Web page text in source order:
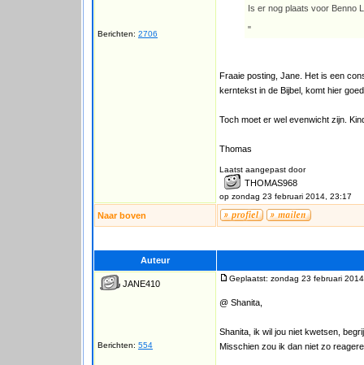
Berichten: 2706
Is er nog plaats voor Benno
"
Fraaie posting, Jane. Het is een
kerntekst in de Bijbel, komt hier
Toch moet er wel evenwicht zijn.
Thomas
Laatst aangepast door
THOMAS968
op zondag 23 februari 2014, 23:17
Naar boven
Auteur
JANE410
Berichten: 554
Geplaatst: zondag 23 februari
@ Shanita,
Shanita, ik wil jou niet kwetsen,
Misschien zou ik dan niet zo